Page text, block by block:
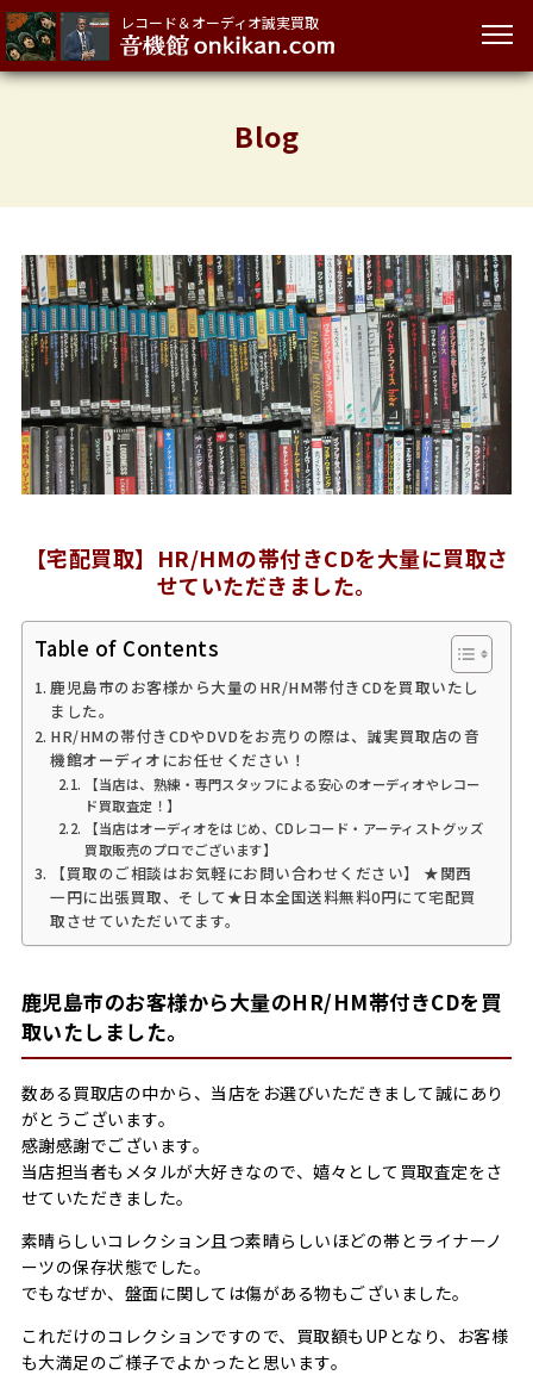
レコード＆オーディオ誠実買取
Blog
【宅配買取】HR/HMの帯付きCDを大量に買取さ
せていただきました。
Table of Contents
鹿児島市のお客様から大量のHR/HM帯付きCDを買取いたし
ました。
HR/HMの帯付きCDやDVDをお売りの際は、誠実買取店の音
機館オーディオにお任せください！
【当店は、熟練・専門スタッフによる安心のオーディオやレコー
ド買取査定！】
【当店はオーディオをはじめ、CDレコード・アーティストグッズ
買取販売のプロでございます】
【買取のご相談はお気軽にお問い合わせください】 ★関西
一円に出張買取、そして★日本全国送料無料0円にて宅配買
取させていただいてます。
鹿児島市のお客様から大量のHR/HM帯付きCDを買
取いたしました。
数ある買取店の中から、当店をお選びいただきまして誠にあり
がとうございます。
感謝感謝でございます。
当店担当者もメタルが大好きなので、嬉々として買取査定をさ
せていただきました。
素晴らしいコレクション且つ素晴らしいほどの帯とライナーノ
ーツの保存状態でした。
でもなぜか、盤面に関しては傷がある物もございました。
これだけのコレクションですので、買取額もUPとなり、お客様
も大満足のご様子でよかったと思います。